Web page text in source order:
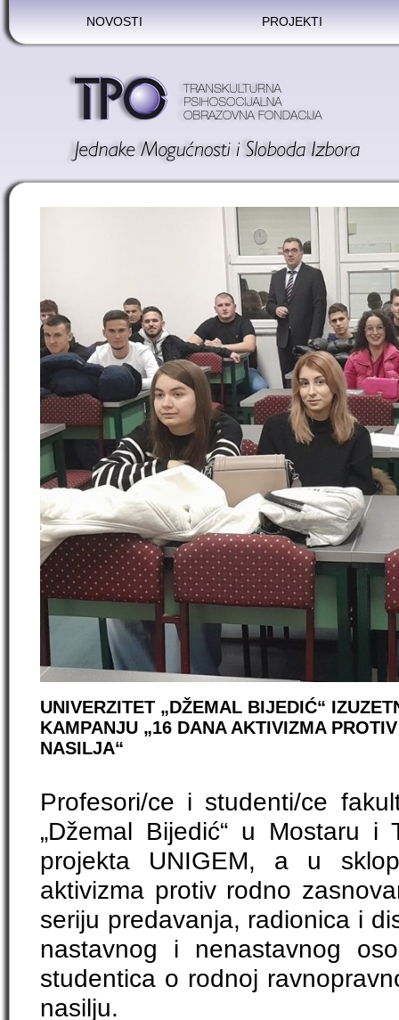
NOVOSTI PROJEKTI
UNIVERZITET „DŽEMAL BIJEDIĆ“
KAMPANJU „16 DANA AKTIVIZMA
NASILJA“
Profesori/ce i studenti/ce
„Džemal Bijedić“ u Mostaru i
projekta UNIGEM, a u
aktivizma protiv rodno
seriju predavanja, radionica i
nastavnog i nenastavnog
studentica o rodnoj
nasilju.